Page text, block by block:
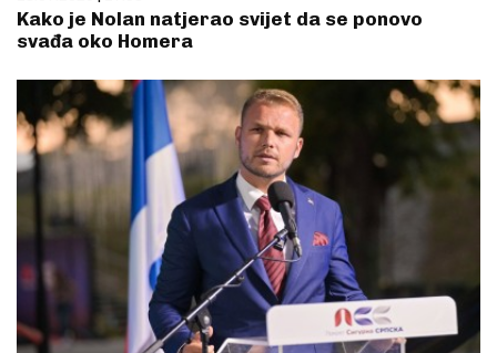
Kako je Nolan natjerao svijet da se ponovo
svađa oko Homera